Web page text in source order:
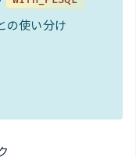
の使い分け